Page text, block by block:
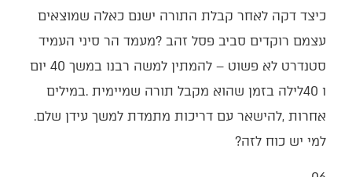
‬כיצד‭ ‬דקה‭ ‬לאחר‭ ‬קבלת‭ ‬התורה‭ ‬ישנם‭ ‬כאלה‭ ‬שמוצאים‭
‬עצמם‭ ‬רוקדים‭ ‬סביב‭ ‬פסל‭ ‬זהב‭? ‬מעמד‭ ‬הר‭ ‬סיני‭ ‬העמיד‭
‬סטנדרט‭ ‬לא‭ ‬פשוט‭ ‬‮–‬‭ ‬להמתין‭ ‬למשה‭ ‬רבנו‭ ‬במשך‭ ‬40‭ ‬יום‭
‬ו40‭ ‬לילה‭ ‬בזמן‭ ‬שהוא‭ ‬מקבל‭ ‬תורה‭ ‬שמיימית‭. ‬במילים‭
‬אחרות‭, ‬להישאר‭ ‬עם‭ ‬דריכות‭ ‬מתמדת‭ ‬למשך‭ ‬עידן‭ ‬שלם‭.
‬למי‭ ‬יש‭ ‬כוח‭ ‬לזה‭?‬